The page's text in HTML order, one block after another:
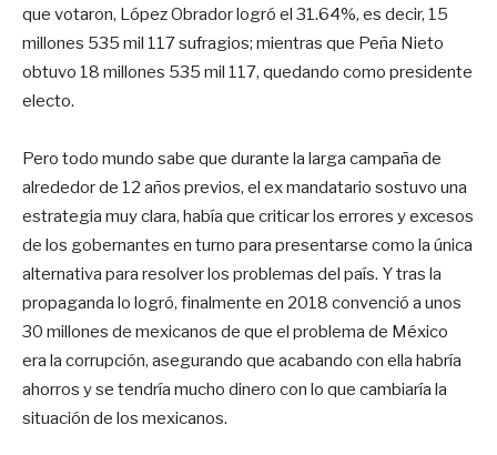
que votaron, López Obrador logró el 31.64%, es decir, 15
millones 535 mil 117 sufragios; mientras que Peña Nieto
obtuvo 18 millones 535 mil 117, quedando como presidente
electo.
Pero todo mundo sabe que durante la larga campaña de
alrededor de 12 años previos, el ex mandatario sostuvo una
estrategia muy clara, había que criticar los errores y excesos
de los gobernantes en turno para presentarse como la única
alternativa para resolver los problemas del país. Y tras la
propaganda lo logró, finalmente en 2018 convenció a unos
30 millones de mexicanos de que el problema de México
era la corrupción, asegurando que acabando con ella habría
ahorros y se tendría mucho dinero con lo que cambiaría la
situación de los mexicanos.